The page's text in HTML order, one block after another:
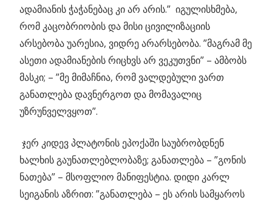
ადამიანის ჭაჭანებაც კი არ არის.” იგულისხმება,
რომ კაცობრიობის და მისი ცივილიზაციის
არსებობა უარესია, ვიდრე არარსებობა. ”მაგრამ მე
ასეთი ადამიანების რიცხვს არ ვეკუთვნი” – ამბობს
მასკი; – ”მე მიმაჩნია, რომ ვალდებული ვართ
განათლება დავნერგოთ და მომავალიც
უზრუნველვყოთ”.
ჯერ კიდევ პლატონის ეპოქაში საუბრობდნენ
ხალხის გაუნათლებლობაზე; განათლება – ”გონის
ნათება” – მსოფლიო მანიფესტია. დიდი კარლ
სეიგანის აზრით: ”განათლება – ეს არის სამყაროს